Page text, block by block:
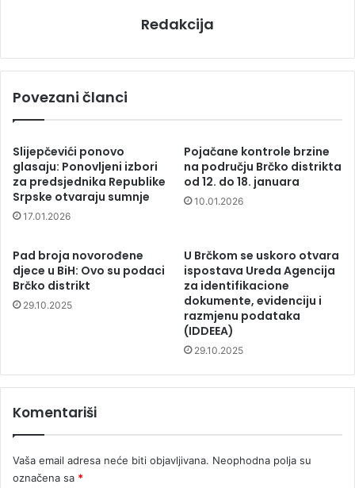
Redakcija
Povezani članci
Slijepčevići ponovo
glasaju: Ponovljeni izbori
za predsjednika Republike
Srpske otvaraju sumnje
17.01.2026
Pojačane kontrole brzine
na području Brčko distrikta
od 12. do 18. januara
10.01.2026
Pad broja novorođene
djece u BiH: Ovo su podaci
Brčko distrikt
29.10.2025
U Brčkom se uskoro otvara
ispostava Ureda Agencija
za identifikacione
dokumente, evidenciju i
razmjenu podataka
(IDDEEA)
29.10.2025
Komentariši
Vaša email adresa neće biti objavljivana. Neophodna polja su
označena sa *